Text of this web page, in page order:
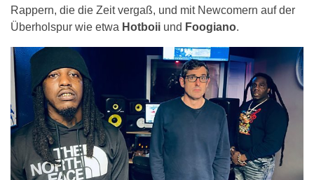
Rappern, die die Zeit vergaß, und mit Newcomern auf der
Überholspur wie etwa Hotboii und Foogiano.